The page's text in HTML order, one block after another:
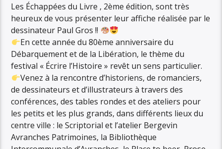
Les Échappées du Livre , 2ème édition, sont très
heureux de vous présenter leur affiche réalisée par le
dessinateur Paul Gros !!
En cette année du 80ème anniversaire du
Débarquement et de la Libération, le thème du
festival « Écrire l’Histoire » revêt un sens particulier.
Venez à la rencontre d’historiens, de romanciers,
de dessinateurs et d’illustrateurs à travers des
conférences, des tables rondes et des ateliers pour
les petits et les plus grands, dans différents lieux du
centre ville : le Scriptorial et l’atelier Bergevin
Avranches Patrimoines, la Bibliothèque